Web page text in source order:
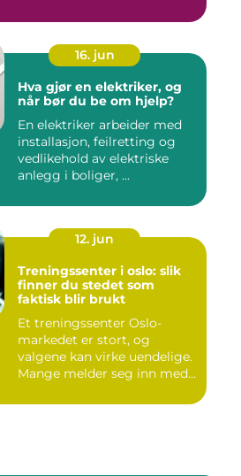
16. jun
Hva gjør en elektriker, og
når bør du be om hjelp?
En elektriker arbeider med
installasjon, feilretting og
vedlikehold av elektriske
anlegg i boliger, ...
12. jun
Treningssenter i oslo: slik
finner du stedet som
faktisk blir brukt
Et treningssenter Oslo-
markedet er stort, og
valgene kan virke uendelige.
Mange melder seg inn med